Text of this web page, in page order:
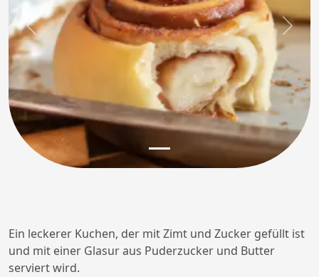
Previous Next
Ein leckerer Kuchen, der mit Zimt und Zucker gefüllt ist
und mit einer Glasur aus Puderzucker und Butter
serviert wird.